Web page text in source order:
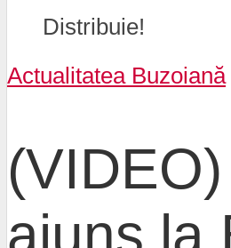
Distribuie!
Actualitatea Buzoiană
ajuns la